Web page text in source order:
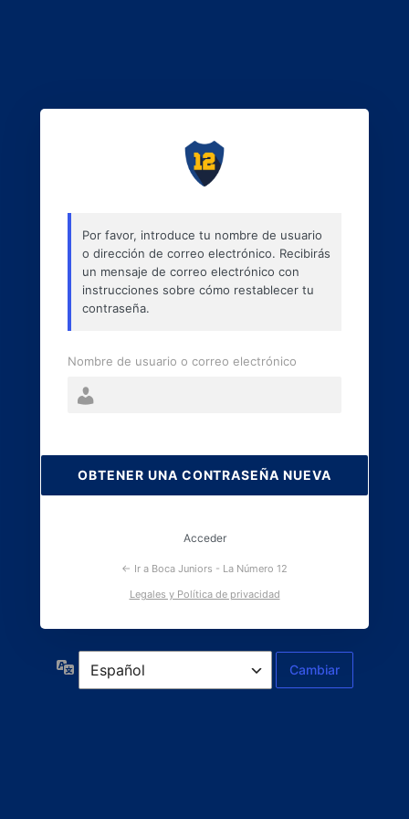
perdida
Por favor, introduce tu nombre de usuario
o dirección de correo electrónico. Recibirás
un mensaje de correo electrónico con
instrucciones sobre cómo restablecer tu
contraseña.
Nombre de usuario o correo electrónico
Acceder
← Ir a Boca Juniors - La Número 12
Legales y Política de privacidad
Idioma